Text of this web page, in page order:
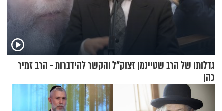
גדלותו של הרב שטיינמן זצוק"ל והקשר להידברות - הרב זמיר
כהן